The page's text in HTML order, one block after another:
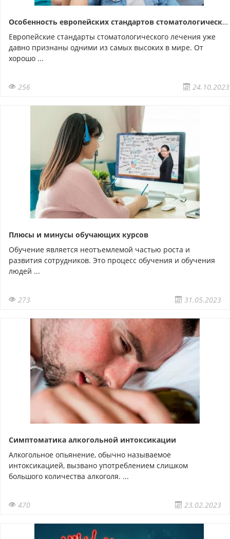
Особенность европейских стандартов стоматологического лечения
Европейские стандарты стоматологического лечения уже
давно признаны одними из самых высоких в мире. От
хорошо ...
256 24.10.2023
Плюсы и минусы обучающих курсов
Обучение является неотъемлемой частью роста и
развития сотрудников. Это процесс обучения и обучения
людей ...
273 31.05.2023
Симптоматика алкогольной интоксикации
Алкогольное опьянение, обычно называемое
интоксикацией, вызвано употреблением слишком
большого количества алкоголя. ...
470 23.02.2023